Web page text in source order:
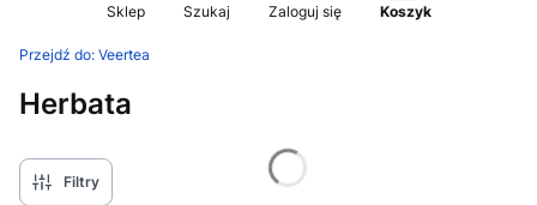
Sklep Szukaj Zaloguj się Koszyk
Przejdź do: Veertea
Herbata
Filtry